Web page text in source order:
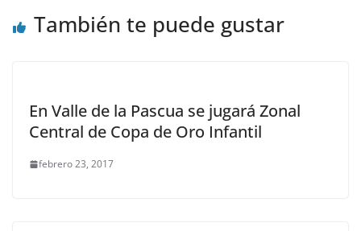
También te puede gustar
En Valle de la Pascua se jugará Zonal
Central de Copa de Oro Infantil
febrero 23, 2017